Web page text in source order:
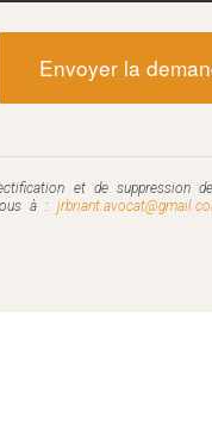
et de suppression
à :